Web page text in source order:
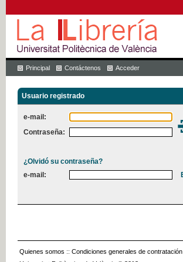
Principal Contáctenos Acceder
Usuario registrado
e-mail:
Contraseña:
¿Olvidó su contraseña?
e-mail:
Quienes somos :: Condiciones generales de contratación